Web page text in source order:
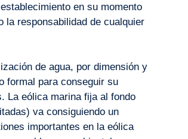
en su momento
la responsabilidad de cualquier
de agua, por dimensión y
formal para conseguir su
La eólica marina fija al fondo
va consiguiendo un
importantes en la eólica